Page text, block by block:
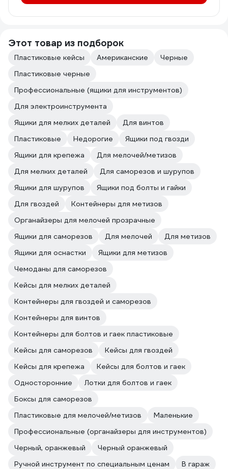
Этот товар из подборок
Пластиковые кейсы Американские
Черные
Пластиковые черные
Профессиональные (ящики для инструментов)
Для электроинструмента
Ящики для мелких деталей
Для винтов
Пластиковые
Недорогие
Ящики под гвозди
Ящики для крепежа
Для мелочей/метизов
Для мелких деталей
Для саморезов и шурупов
Ящики для шурупов
Ящики под болты и гайки
Для гвоздей
Контейнеры для метизов
Органайзеры для мелочей прозрачные
Ящики для саморезов
Для мелочей
Для метизов
Ящики для оснастки
Ящики для метизов
Чемоданы для саморезов
Кейсы для мелких деталей
Контейнеры для гвоздей и саморезов
Контейнеры для винтов
Контейнеры для болтов и гаек пластиковые
Кейсы для саморезов
Кейсы для гвоздей
Кейсы для крепежа
Кейсы для болтов и гаек
Односторонние
Лотки для болтов и гаек
Боксы для саморезов
Пластиковые для мелочей/метизов
Маленькие
Профессиональные (органайзеры для инструментов)
Черный, оранжевый
Черный оранжевый
Ручной инструмент по специальным ценам
В гараж